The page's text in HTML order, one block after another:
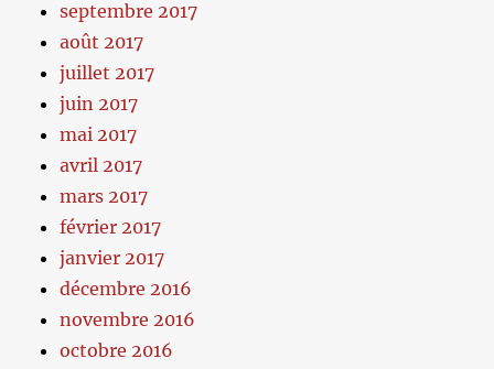
septembre 2017
août 2017
juillet 2017
juin 2017
mai 2017
avril 2017
mars 2017
février 2017
janvier 2017
décembre 2016
novembre 2016
octobre 2016